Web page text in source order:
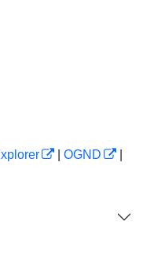
OGND